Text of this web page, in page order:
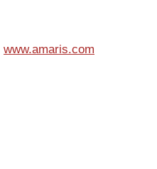
www.amaris.com